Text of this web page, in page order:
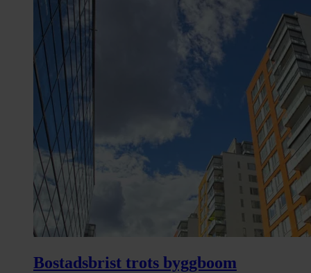
Bostadsbrist trots byggboom